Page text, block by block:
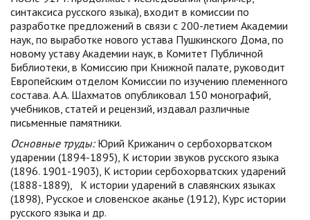
синтаксиса русского языка), входит в комиссии по
разработке предложений в связи с 200-летием Академии
наук, по выработке нового устава Пушкинского Дома, по
новому уставу Академии наук, в Комитет Публичной
Библиотеки, в Комиссию при Книжной палате, руководит
Европейским отделом Комиссии по изучению племенного
состава. А.А. Шахматов опубликовал 150 монографий,
учебников, статей и рецензий, издавал различные
письменные памятники.
Основные труды:Юрий Крижанич о сербохорватском
ударении (1894-1895), К истории звуков русского языка
(1896. 1901-1903), К истории сербохорватских ударений
(1888-1889), К истории ударений в славянских языках
(1898), Русское и словенское аканье (1912), Курс истории
русского языка и др.